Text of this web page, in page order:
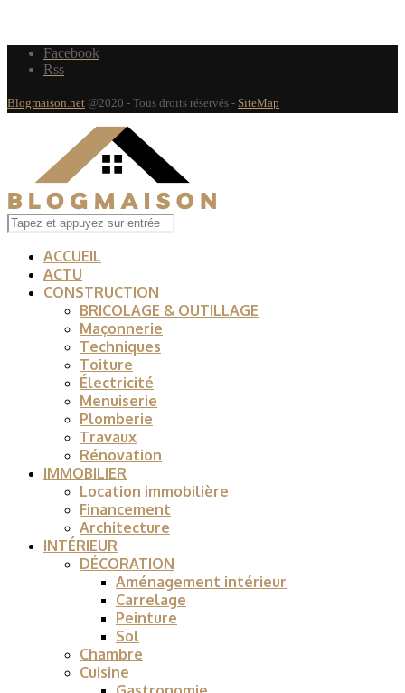
Facebook
Rss
Blogmaison.net @2020 - Tous droits réservés - SiteMap
ACCUEIL
ACTU
CONSTRUCTION
BRICOLAGE & OUTILLAGE
Maçonnerie
Techniques
Toiture
Électricité
Menuiserie
Plomberie
Travaux
Rénovation
IMMOBILIER
Location immobilière
Financement
Architecture
INTÉRIEUR
DÉCORATION
Aménagement intérieur
Carrelage
Peinture
Sol
Chambre
Cuisine